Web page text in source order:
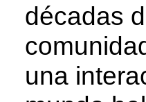
décadas
una